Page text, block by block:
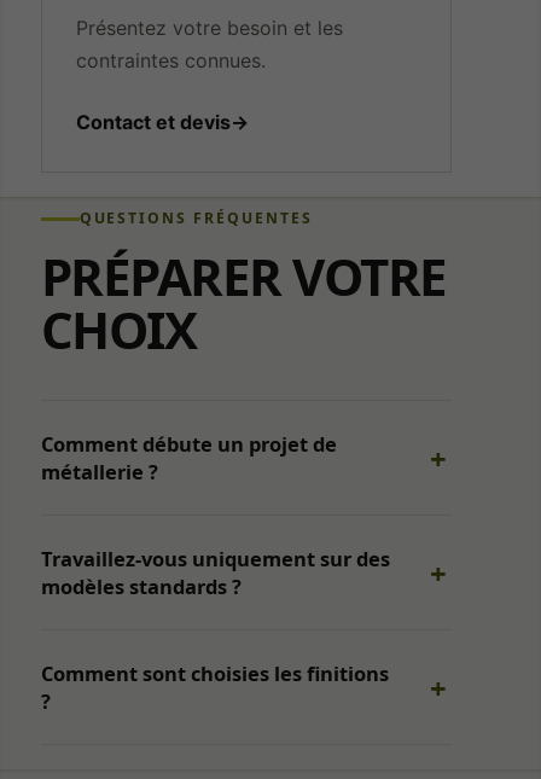
Présentez votre besoin et les
contraintes connues.
Contact et devis→
QUESTIONS FRÉQUENTES
PRÉPARER VOTRE
CHOIX
Comment débute un projet de
métallerie ?
Travaillez-vous uniquement sur des
modèles standards ?
Comment sont choisies les finitions
?
fonctionnement,
à la sécurité et à
être désactivés.
Mesure